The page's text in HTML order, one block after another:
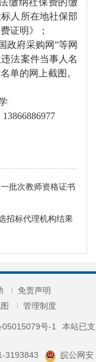
缴纳社保费的缴
人所在地社保部
证明》；
政府采购网”等网
法案件当事人名
单的网上截图。
13866886977
批次教师资格证书
招标代理机构结果
免责声明
管理制度
05015079号-1
本站已支
3193843 皖公网安